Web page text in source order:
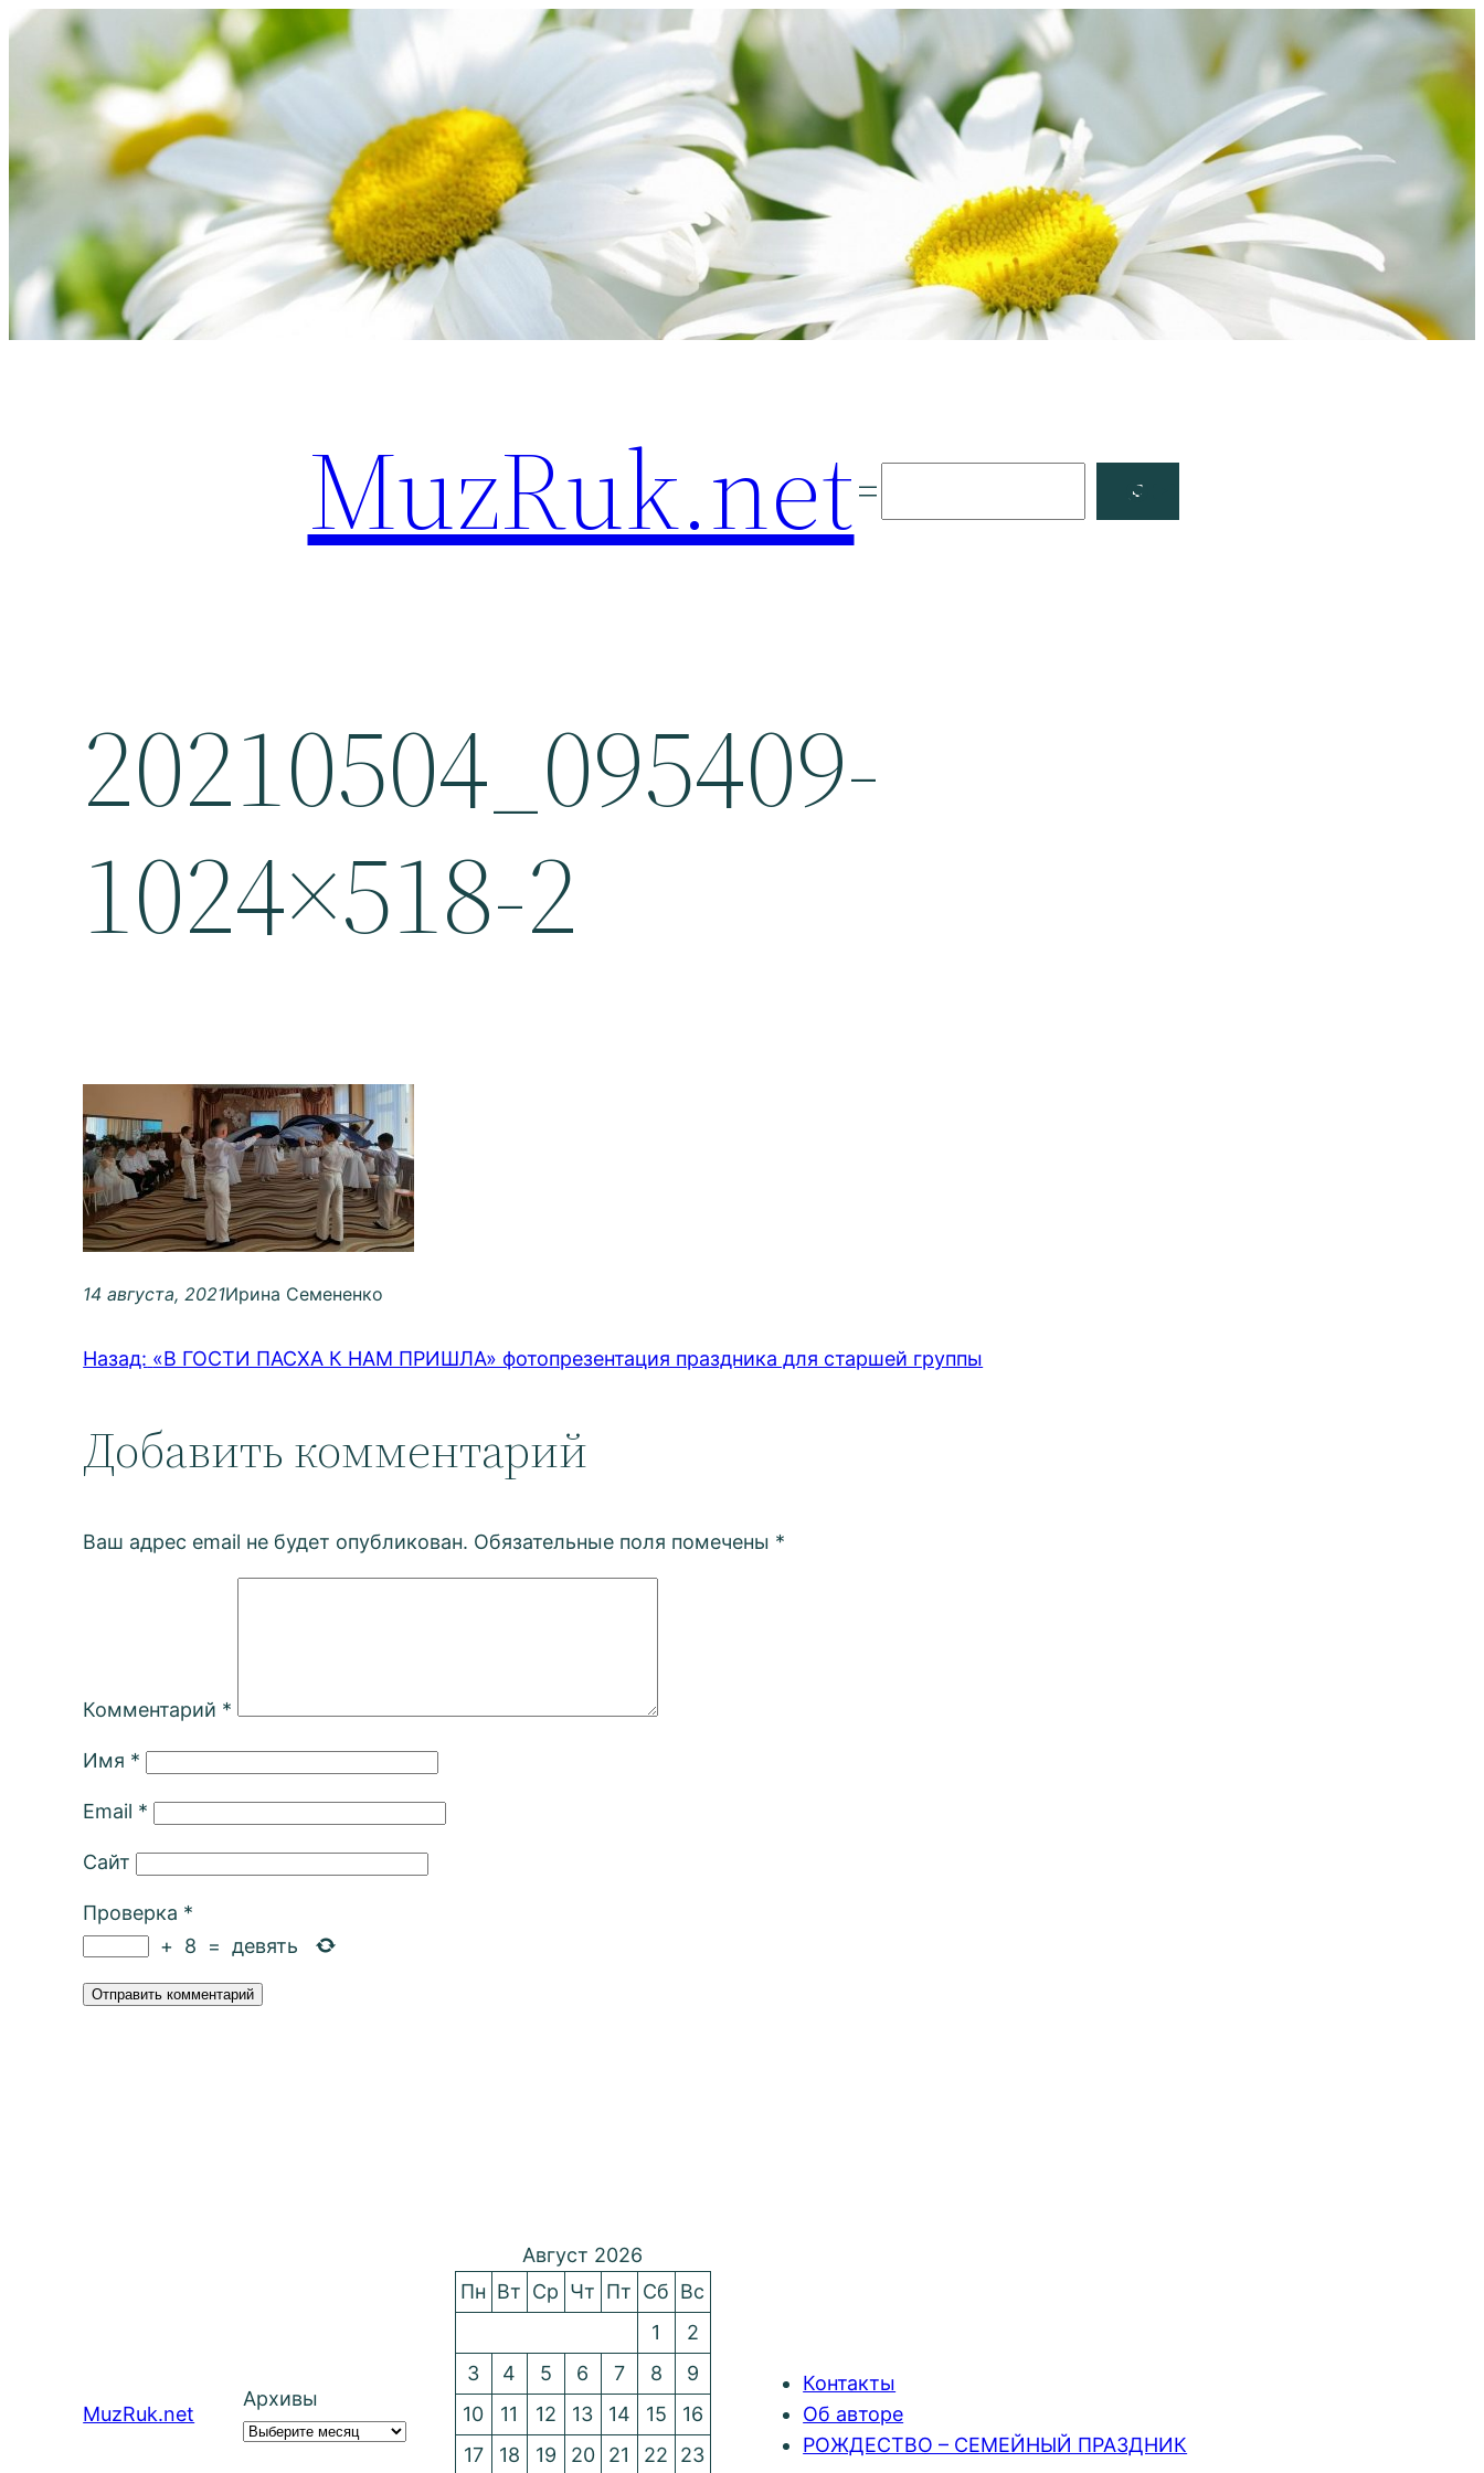
Перейти
содержимому
MuzRuk.net Facebook
20210504_095409-
1024×518-2
14 августа, 2021Ирина Семененко
Назад: «В ГОСТИ ПАСХА К НАМ ПРИШЛА» фотопрезентация праздника для старшей группы
Добавить комментарий
Ваш адрес email не будет опубликован. Обязательные поля помечены *
Комментарий *
Имя *
Email *
Сайт
Проверка *
+ 8 = девять
MuzRuk.net
Архивы
Август 2026
Пн Вт Ср Чт Пт Сб Вс
1
2
3
4 5 6 7 8
9
10
11 12 13 14 15
16
17
18 19 20 21 22 23
Контакты
Об авторе
РОЖДЕСТВО – СЕМЕЙНЫЙ ПРАЗДНИК